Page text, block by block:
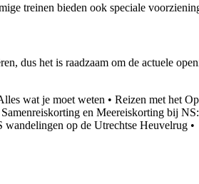
treinen bieden ook speciale
dus het is raadzaam om de actuele
wat je moet weten • Reizen met het
Samenreiskorting en Meereiskorting bij
wandelingen op de Utrechtse Heuvelrug •